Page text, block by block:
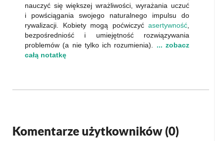
nauczyć się większej wrażliwości, wyrażania uczuć
i powściągania swojego naturalnego impulsu do
rywalizacji. Kobiety mogą poćwiczyć asertywność
bezpośredniość i umiejętność rozwiązywania
problemów (a nie tylko ich rozumienia). ... zobacz
całą notatkę
Komentarze użytkowników (0)